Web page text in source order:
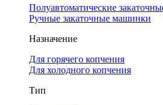
Полуавтоматические
Ручные закаточные машинки
Назначение
Для горячего копчения
Для холодного копчения
Тип